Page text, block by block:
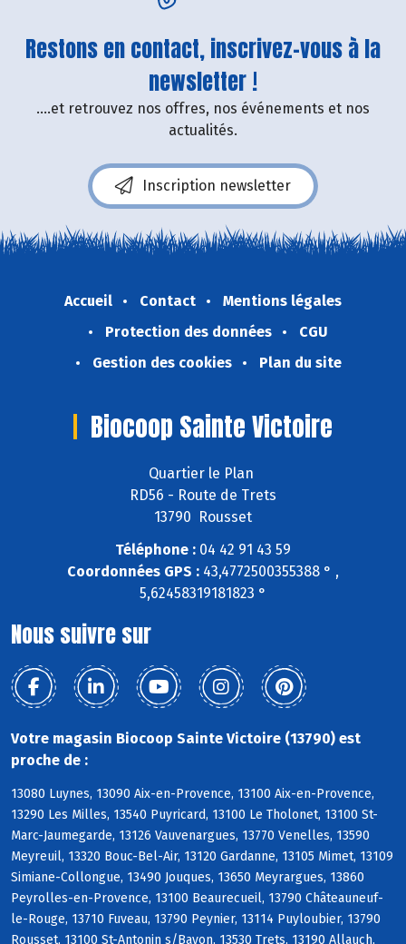
Restons en contact, inscrivez-vous à la
newsletter !
....et retrouvez nos offres, nos événements et nos
actualités.
Inscription newsletter
Accueil Contact
Mentions légales
Protection des données
CGU
Gestion des cookies
Plan du site
Biocoop Sainte Victoire
Quartier le Plan
RD56 - Route de Trets
13790 Rousset
Téléphone : 04 42 91 43 59
Coordonnées GPS : 43,4772500355388 ° ,
5,62458319181823 °
Nous suivre sur
Votre magasin Biocoop Sainte Victoire (13790) est
proche de :
13080 Luynes, 13090 Aix-en-Provence, 13100 Aix-en-Provence,
13290 Les Milles, 13540 Puyricard, 13100 Le Tholonet, 13100 St-
Marc-Jaumegarde, 13126 Vauvenargues, 13770 Venelles, 13590
Meyreuil, 13320 Bouc-Bel-Air, 13120 Gardanne, 13105 Mimet, 13109
Simiane-Collongue, 13490 Jouques, 13650 Meyrargues, 13860
Peyrolles-en-Provence, 13100 Beaurecueil, 13790 Châteauneuf-
le-Rouge, 13710 Fuveau, 13790 Peynier, 13114 Puyloubier, 13790
Rousset, 13100 St-Antonin s/Bayon, 13530 Trets, 13190 Allauch,